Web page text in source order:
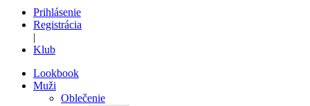
Prihlásenie
Registrácia
|
Klub
Lookbook
Muži
Oblečenie